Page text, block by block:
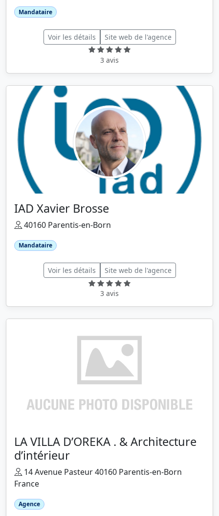
Mandataire
Voir les détails Site web de l'agence
3 avis
IAD Xavier Brosse
40160 Parentis-en-Born
Mandataire
Voir les détails Site web de l'agence
3 avis
LA VILLA D’OREKA . & Architecture
d’intérieur
14 Avenue Pasteur 40160 Parentis-en-Born
France
Agence